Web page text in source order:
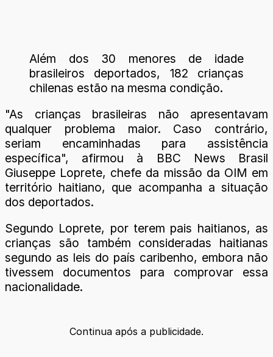
Além dos 30 menores de idade
brasileiros deportados, 182 crianças
chilenas estão na mesma condição.
"As crianças brasileiras não apresentavam
qualquer problema maior. Caso contrário,
seriam encaminhadas para assistência
específica", afirmou à BBC News Brasil
Giuseppe Loprete, chefe da missão da OIM em
território haitiano, que acompanha a situação
dos deportados.
Segundo Loprete, por terem pais haitianos, as
crianças são também consideradas haitianas
segundo as leis do país caribenho, embora não
tivessem documentos para comprovar essa
nacionalidade.
Continua após a publicidade.